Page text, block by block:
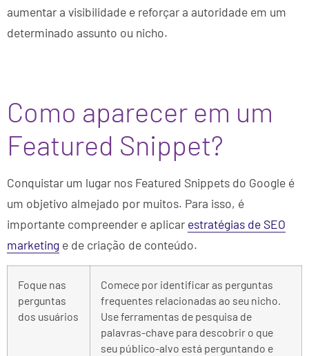
aumentar a visibilidade e reforçar a autoridade em um
determinado assunto ou nicho.
Como aparecer em um
Featured Snippet?
Conquistar um lugar nos Featured Snippets do Google é
um objetivo almejado por muitos. Para isso, é
importante compreender e aplicar estratégias de SEO
marketing e de criação de conteúdo.
Foque nas
perguntas
dos usuários
Comece por identificar as perguntas
frequentes relacionadas ao seu nicho.
Use ferramentas de pesquisa de
palavras-chave para descobrir o que
seu público-alvo está perguntando e